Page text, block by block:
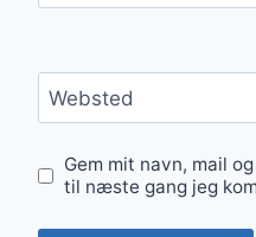
Websted
Gem mit navn, mail
til næste gang jeg